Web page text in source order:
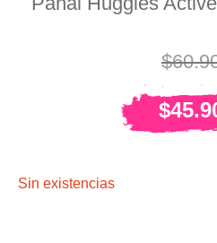
$
$
Sin existencias